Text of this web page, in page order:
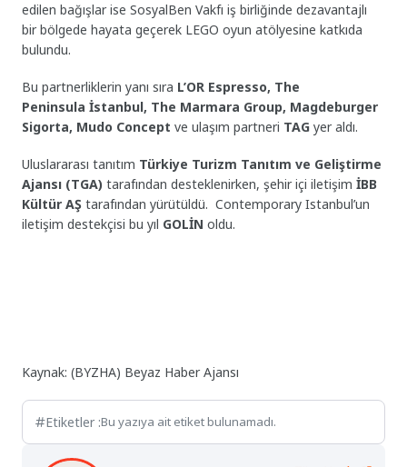
edilen bağışlar ise SosyalBen Vakfı iş birliğinde dezavantajlı
bir bölgede hayata geçerek LEGO oyun atölyesine katkıda
bulundu.
Bu partnerliklerin yanı sıra L’OR Espresso, The
Peninsula İstanbul, The Marmara Group, Magdeburger
Sigorta, Mudo Concept ve ulaşım partneri TAG yer aldı.
Uluslararası tanıtım Türkiye Turizm Tanıtım ve Geliştirme
Ajansı (TGA) tarafından desteklenirken, şehir içi iletişimİBB
Kültür AŞ tarafından yürütüldü. Contemporary Istanbul’un
iletişim destekçisi bu yıl GOLİNoldu.
Kaynak: (BYZHA) Beyaz Haber Ajansı
Etiketler :Bu yazıya ait etiket bulunamadı.